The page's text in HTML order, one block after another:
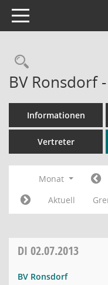
Toggle navigation
BV Ronsdorf
Informationen
Vertreter
Monat
Aktuell
DI 02.07.2013
BV Ronsdorf